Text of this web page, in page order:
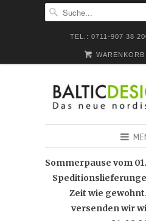
TEL.: 0711-907 38
Sommerpause vom
Zeit wie
versenden wir